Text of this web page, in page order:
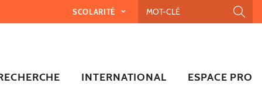
SCOLARITÉ
INTERNATIONAL ESPACE PRO